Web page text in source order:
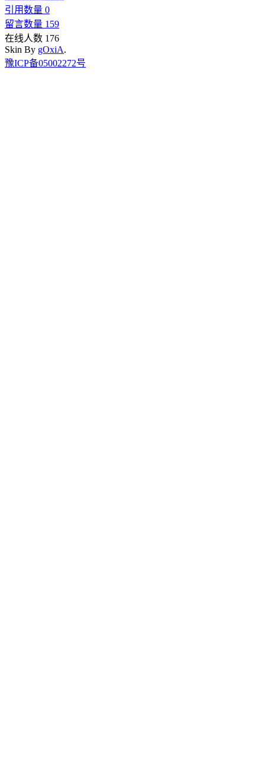
引用数量 0
留言数量 159
在线人数 176
Skin By gOxiA.
豫ICP备05002272号